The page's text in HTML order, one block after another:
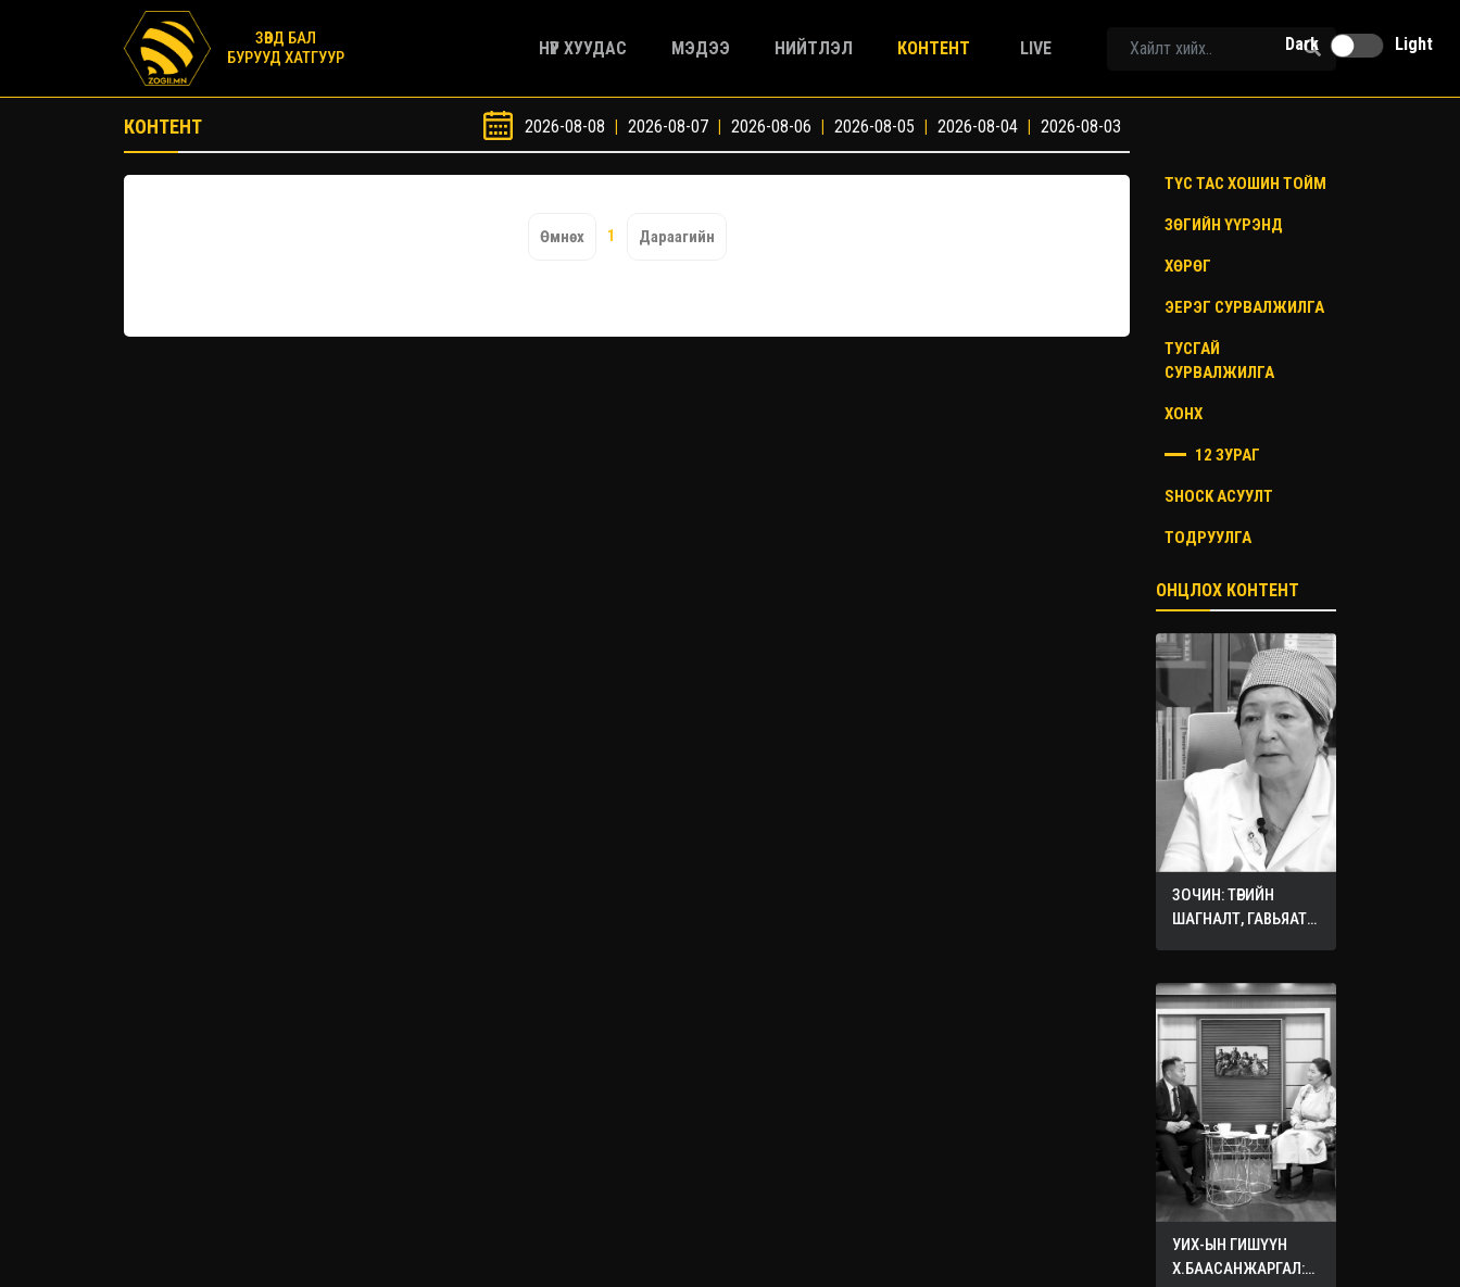
ЗӨВД БАЛ
БУРУУД ХАТГУУР
НҮҮР ХУУДАС МЭДЭЭ НИЙТЛЭЛ КОНТЕНТ LIVE Dark Light
КОНТЕНТ 2026-08-08 | 2026-08-07 | 2026-08-06 | 2026-08-05 | 2026-08-04 | 2026-08-03
Өмнөх 1 Дараагийн
ТҮС ТАС ХОШИН ТОЙМ
ЗӨГИЙН ҮҮРЭНД
ХӨРӨГ
ЭЕРЭГ СУРВАЛЖИЛГА
ТУСГАЙ
СУРВАЛЖИЛГА
ХОНХ
12 ЗУРАГ
SHOCK АСУУЛТ
ТОДРУУЛГА
ОНЦЛОХ КОНТЕНТ
ЗОЧИН: ТӨРИЙН
ШАГНАЛТ, ГАВЬЯАТ
УИХ-ЫН ГИШҮҮН
Х.БААСАНЖАРГАЛ: